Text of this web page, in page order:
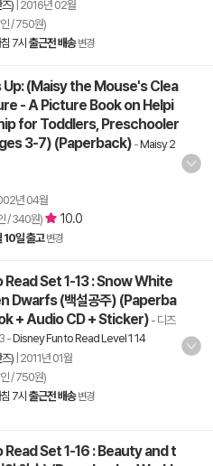
) 2016년 02월
/ 750원)
7시 출근전 배송 변경
Up: (Maisy the Mouse's Clea
- A Picture Book on Helpi
for Toddlers, Preschooler
3-7) (Paperback) -Maisy 2
년 04월
/ 340원) 10.0
10일 출고 변경
Read Set 1-13 : Snow White
Dwarfs (백설공주) (Paperba
+ Audio CD + Sticker) - 디즈
-Disney Fun to Read Level 1 14
) 2011년 01월
/ 750원)
7시 출근전 배송 변경
Read Set 1-16 : Beauty and t